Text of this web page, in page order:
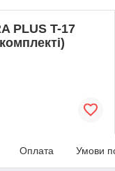
PLUS T-17
Оплата Умови